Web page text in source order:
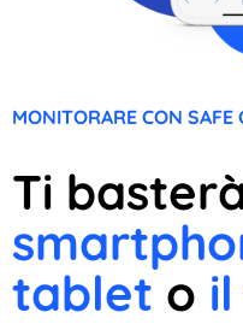
MONITORARE CON SAFE
Ti
tablet o